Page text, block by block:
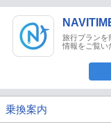
旅行プランを
情報をご覧い
乗換案内